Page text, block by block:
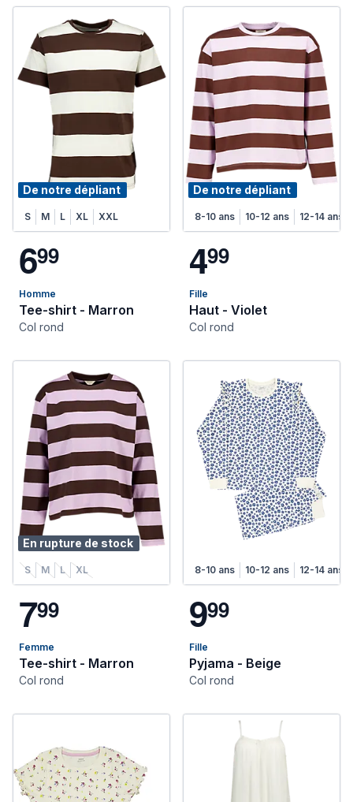
De notre dépliant
S M L XL XXL
699
Homme
Tee-shirt - Marron
Col rond
De notre dépliant
8-10 ans 10-12 ans 12-14 ans
499
Fille
Haut - Violet
Col rond
En rupture de stock
S M L XL
799
Femme
Tee-shirt - Marron
Col rond
8-10 ans 10-12 ans 12-14 ans
999
Fille
Pyjama - Beige
Col rond